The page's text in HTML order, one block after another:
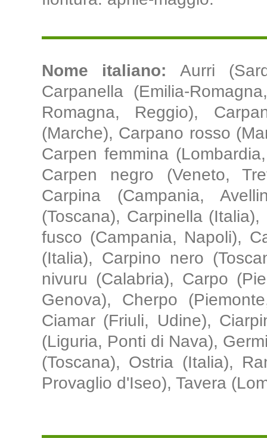
Nome italiano: Aurri
Carpanella (Emilia-
Romagna, Reggio),
(Marche), Carpano rosso
Carpen femmina
Carpen negro (Veneto,
Carpina (Campania,
(Toscana), Carpinella
fusco (Campania, Napoli),
(Italia), Carpino nero
nivuru (Calabria), Carpo
Genova), Cherpo
Ciamar (Friuli, Udine),
(Liguria, Ponti di Nava),
(Toscana), Ostria (Italia),
Provaglio d'Iseo), Tavera